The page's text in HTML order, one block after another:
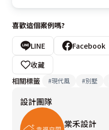
喜歡這個案例嗎?
LINE Facebook
收藏
相關標籤
#現代風 #別墅
設計團隊
棠禾設計